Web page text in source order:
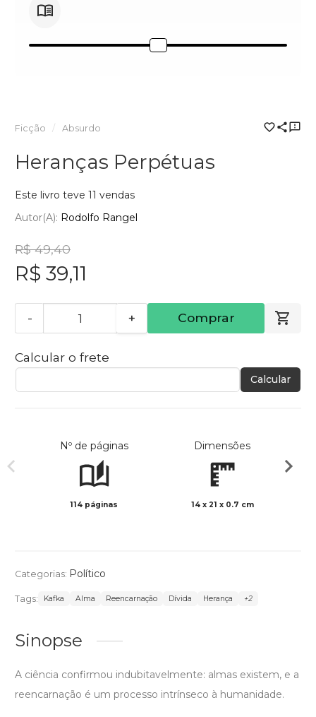
Ficção Absurdo
Heranças Perpétuas
Este livro teve 11 vendas
Autor(a): Rodolfo Rangel
R$ 49,40
R$ 39,11
- + Comprar
Calcular o frete
Calcular
Nº de páginas
114 páginas
Dimensões
14 x 21 x 0.7 cm
Categorias: Político
Tags: Kafka Alma Reencarnação Dívida Herança +2
Sinopse
A ciência confirmou indubitavelmente: almas existem, e a
reencarnação é um processo intrínseco à humanidade.